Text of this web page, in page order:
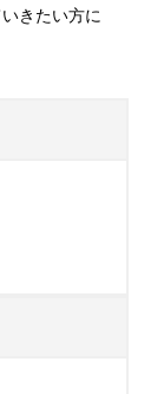
きたい方に